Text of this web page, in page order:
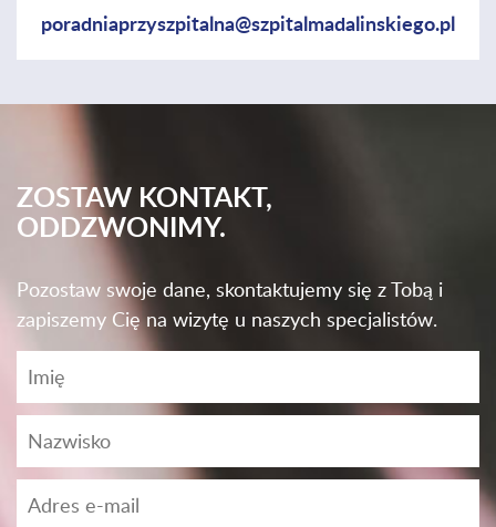
poradniaprzyszpitalna@szpitalmadalinskiego.pl
ZOSTAW KONTAKT,
ODDZWONIMY.
Pozostaw swoje dane, skontaktujemy się z Tobą i
zapiszemy Cię na wizytę u naszych specjalistów.